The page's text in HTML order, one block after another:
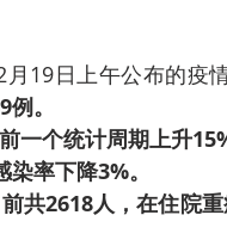
19日上午公布的疫
。
一个统计周期上升
率下降3%。
共2618人，在住院